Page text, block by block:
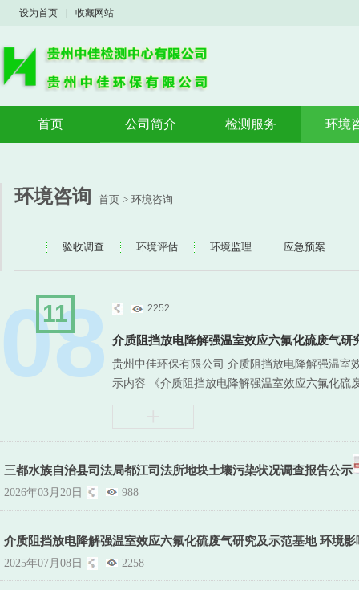
设为首页 收藏网站
首页 公司简介 检测服务 环境
环境咨询 首页 > 环境咨询
验收调查 环境评估 环境监理 应急预案
08
11 2252
介质阻挡放电降解强温室效应六氟化硫废气
贵州中佳环保有限公司 介质阻挡放电降解强温室
示内容 《介质阻挡放电降解强温室效应六氟化硫
三都水族自治县司法局都江司法所地块土壤污染状况调查报告公示
2026年03月20日 988
介质阻挡放电降解强温室效应六氟化硫废气研究及示范基地 环境
2025年07月08日 2258